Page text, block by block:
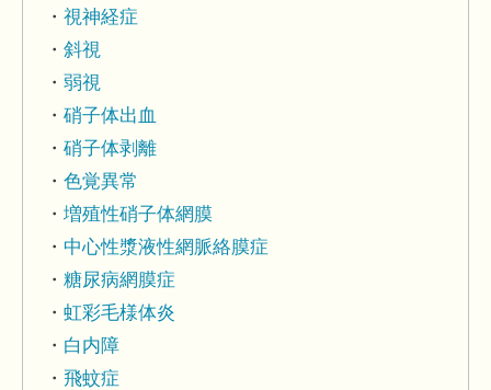
視神経症
斜視
弱視
硝子体出血
硝子体剥離
色覚異常
増殖性硝子体網膜
中心性漿液性網脈絡膜症
糖尿病網膜症
虹彩毛様体炎
白内障
飛蚊症